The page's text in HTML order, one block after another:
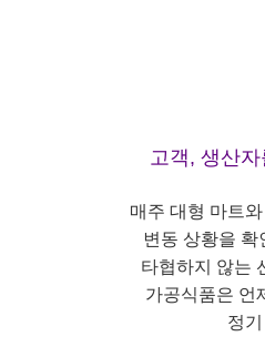
고객, 생산
매주 대형 마트
변동 상황을
타협하지 않는
가공식품은 언
정